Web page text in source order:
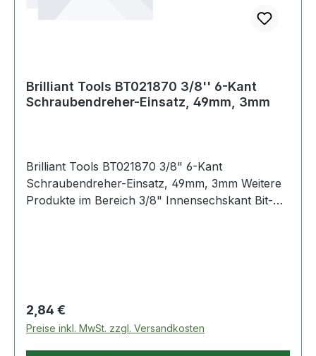
Brilliant Tools BT021870 3/8'' 6-Kant
Schraubendreher-Einsatz, 49mm, 3mm
Brilliant Tools BT021870 3/8" 6-Kant
Schraubendreher-Einsatz, 49mm, 3mm Weitere
Produkte im Bereich 3/8" Innensechskant Bit-
Regulärer Preis:
2,84 €
Preise inkl. MwSt. zzgl. Versandkosten